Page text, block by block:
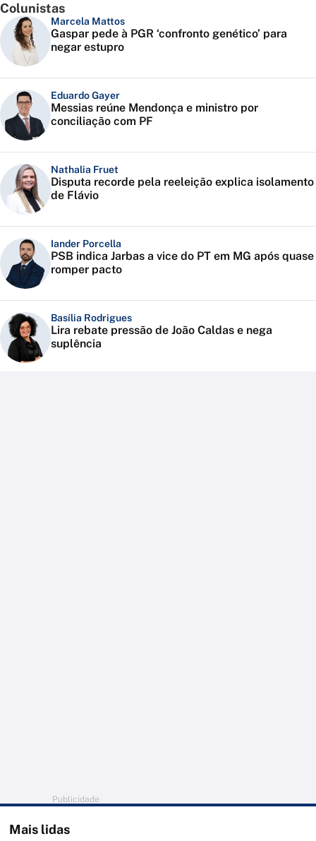
Colunistas
Marcela Mattos
Gaspar pede à PGR ‘confronto genético’ para
negar estupro
Eduardo Gayer
Messias reúne Mendonça e ministro por
conciliação com PF
Nathalia Fruet
Disputa recorde pela reeleição explica isolamento
de Flávio
Iander Porcella
PSB indica Jarbas a vice do PT em MG após quase
romper pacto
Basília Rodrigues
Lira rebate pressão de João Caldas e nega
suplência
Publicidade
Mais lidas